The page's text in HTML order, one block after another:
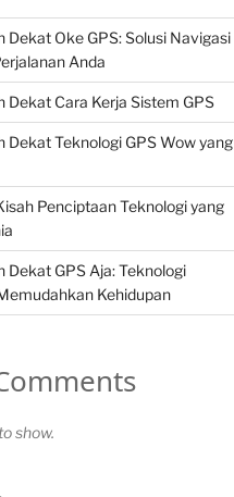
Dekat Oke GPS: Solusi Navigasi
Anda
Dekat Cara Kerja Sistem GPS
Dekat Teknologi GPS Wow yang
Penciptaan Teknologi yang
Dekat GPS Aja: Teknologi
Kehidupan
show.